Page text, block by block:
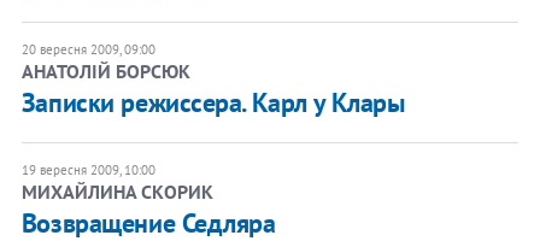
20 вересня 2009, 09:00
АНАТОЛІЙ БОРСЮК
Записки режиссера. Карл у Клары
19 вересня 2009, 10:00
МИХАЙЛИНА СКОРИК
Возвращение Седляра